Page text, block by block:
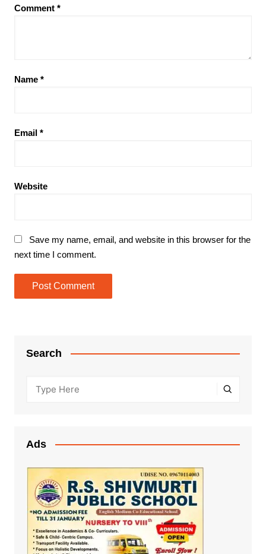
Comment *
Name *
Email *
Website
Save my name, email, and website in this browser for the
next time I comment.
Search
Ads